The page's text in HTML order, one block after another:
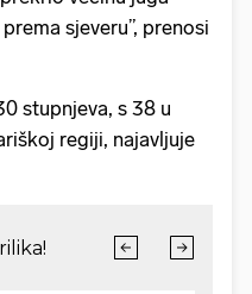
sjeveru”, prenosi
stupnjeva, s 38 u
regiji, najavljuje